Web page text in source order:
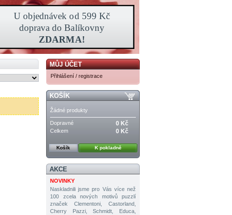
MŮJ ÚČET
Přihlášení / registrace
KOŠÍK
Žádné produkty
Dopravné 0 Kč
Celkem 0 Kč
Košík K pokladně
AKCE
NOVINKY
Naskladnili jsme pro Vás více než
100 zcela nových motivů puzzlí
značek Clementoni, Castorland,
Cherry Pazzi, Schmidt, Educa,